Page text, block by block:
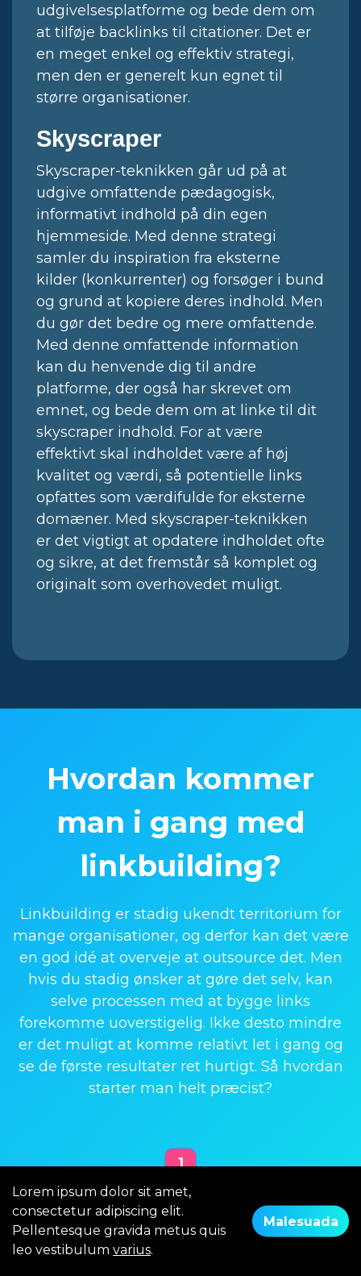
Lorem ipsum dolor sit amet,
consectetur adipiscing elit.
Pellentesque gravida metus quis
leo vestibulum varius.
Malesuada
Menu
udgivelsesplatforme og bede dem om
at tilføje backlinks til citationer. Det er
en meget enkel og effektiv strategi,
men den er generelt kun egnet til
større organisationer.
Skyscraper
Skyscraper-teknikken går ud på at
udgive omfattende pædagogisk,
informativt indhold på din egen
hjemmeside. Med denne strategi
samler du inspiration fra eksterne
kilder (konkurrenter) og forsøger i bund
og grund at kopiere deres indhold. Men
du gør det bedre og mere omfattende.
Med denne omfattende information
kan du henvende dig til andre
platforme, der også har skrevet om
emnet, og bede dem om at linke til dit
skyscraper indhold. For at være
effektivt skal indholdet være af høj
kvalitet og værdi, så potentielle links
opfattes som værdifulde for eksterne
domæner. Med skyscraper-teknikken
er det vigtigt at opdatere indholdet ofte
og sikre, at det fremstår så komplet og
originalt som overhovedet muligt.
Hvordan kommer
man i gang med
linkbuilding?
Linkbuilding er stadig ukendt territorium for
mange organisationer, og derfor kan det være
en god idé at overveje at outsource det. Men
hvis du stadig ønsker at gøre det selv, kan
selve processen med at bygge links
forekomme uoverstigelig. Ikke desto mindre
er det muligt at komme relativt let i gang og
se de første resultater ret hurtigt. Så hvordan
starter man helt præcist?
1
Måling af baseline